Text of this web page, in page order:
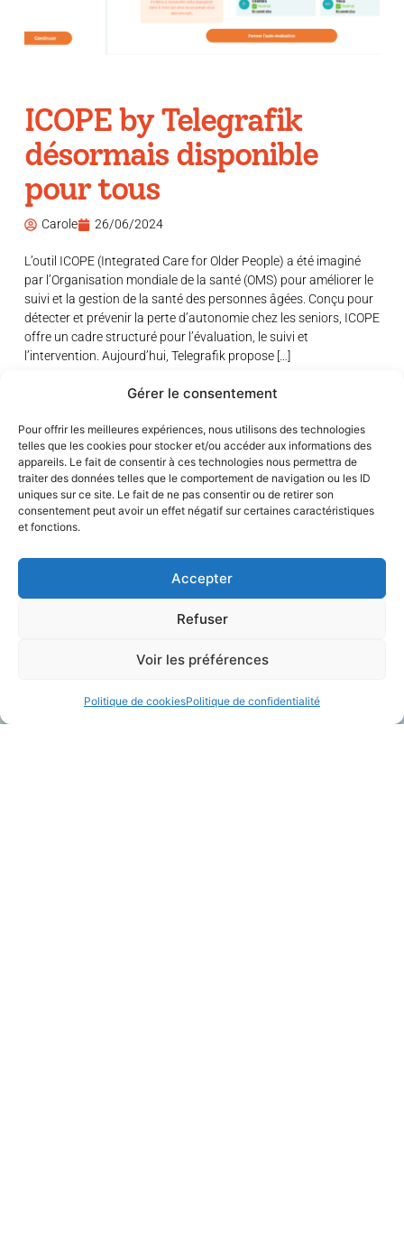
Gérer le consentement
Pour offrir les meilleures expériences, nous utilisons des technologies
telles que les cookies pour stocker et/ou accéder aux informations des
appareils. Le fait de consentir à ces technologies nous permettra de
traiter des données telles que le comportement de navigation ou les ID
uniques sur ce site. Le fait de ne pas consentir ou de retirer son
consentement peut avoir un effet négatif sur certaines caractéristiques
et fonctions.
Accepter
Refuser
Voir les préférences
Politique de cookiesPolitique de confidentialité
ICOPE by Telegrafik
désormais disponible
pour tous
Carole 26/06/2024
L’outil ICOPE (Integrated Care for Older People) a été imaginé
par l’Organisation mondiale de la santé (OMS) pour améliorer le
suivi et la gestion de la santé des personnes âgées. Conçu pour
détecter et prévenir la perte d’autonomie chez les seniors, ICOPE
offre un cadre structuré pour l’évaluation, le suivi et
l’intervention. Aujourd’hui, Telegrafik propose […]
Charger Plus